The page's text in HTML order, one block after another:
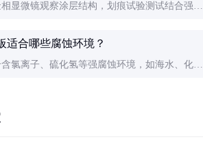
显微镜观察涂层结构，划痕试验测试结合强
适合哪些腐蚀环境？
氯离子、硫化氢等强腐蚀环境，如海水、化工